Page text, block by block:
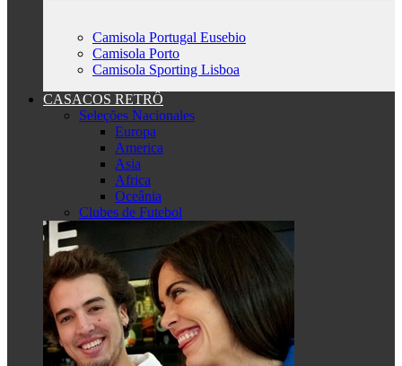
Camisola Portugal Eusebio
Camisola Porto
Camisola Sporting Lisboa
CASACOS RETRÔ
Seleções Nacionales
Europa
America
Asia
Africa
Oceânia
Clubes de Futebol